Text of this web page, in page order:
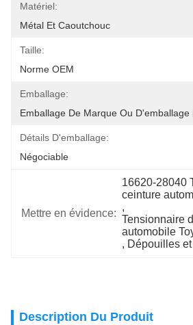
Matériel:
Métal Et Caoutchouc
Taille:
Norme OEM
Emballage:
Emballage De Marque Ou D'emballage
Détails D'emballage:
Négociable
Mettre en évidence:
16620-28040
ceinture
,
Tensionnaire
automobile
, Dépouilles
Description Du Produit